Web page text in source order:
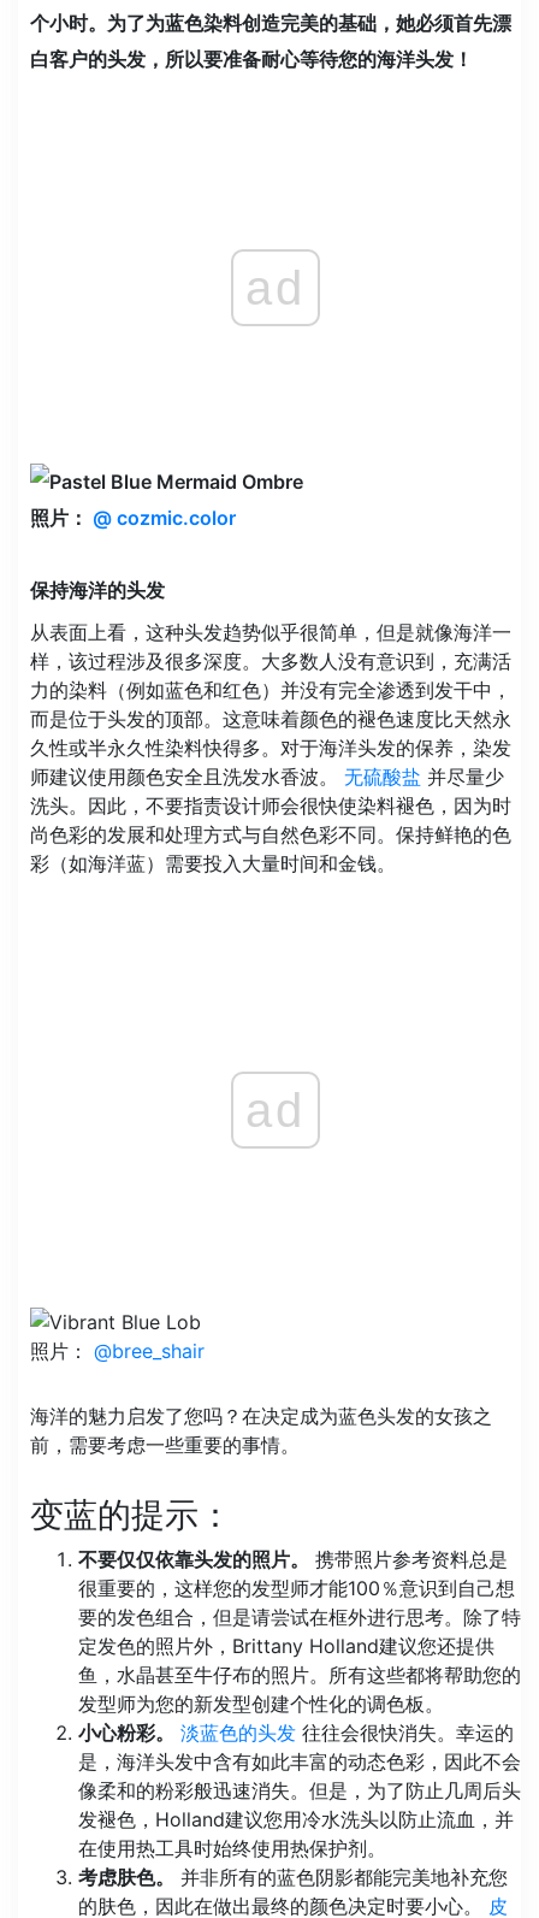
个小时。为了为蓝色染料创造完美的基础，她必须首先漂
白客户的头发，所以要准备耐心等待您的海洋头发！
ad
照片： @ cozmic.color
保持海洋的头发
从表面上看，这种头发趋势似乎很简单，但是就像海洋一
样​​，该过程涉及很多深度。大多数人没有意识到，充满活
力的染料（例如蓝色和红色）并没有完全渗透到发干中，
而是位于头发的顶部。这意味着颜色的褪色速度比天然永
久性或半永久性染料快得多。对于海洋头发的保养，染发
师建议使用颜色安全且洗发水香波。 无硫酸盐 并尽量少
洗头。因此，不要指责设计师会很快使染料褪色，因为时
尚色彩的发展和处理方式与自然色彩不同。保持鲜艳的色
彩（如海洋蓝）需要投入大量时间和金钱。
ad
照片： @bree_shair
海洋的魅力启发了您吗？在决定成为蓝色头发的女孩之
前，需要考虑一些重要的事情。
变蓝的提示：
不要仅仅依靠头发的照片。
携带照片参考资料总是
很重要的，这样您的发型师才能100％意识到自己想
要的发色组合，但是请尝试在框外进行思考。除了特
定发色的照片外，Brittany Holland建议您还提供
鱼，水晶甚至牛仔布的照片。所有这些都将帮助您的
发型师为您的新发型创建个性化的调色板。
小心粉彩。
淡蓝色的头发 往往会很快消失。幸运的
是，海洋头发中含有如此丰富的动态色彩，因此不会
像柔和的粉彩般迅速消失。但是，为了防止几周后头
发褪色，Holland建议您用冷水洗头以防止流血，并
在使用热工具时始终使用热保护剂。
考虑肤色。
并非所有的蓝色阴影都能完美地补充您
的肤色，因此在做出最终的颜色决定时要小心。 皮